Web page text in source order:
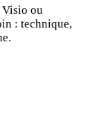
Visio ou
: technique,